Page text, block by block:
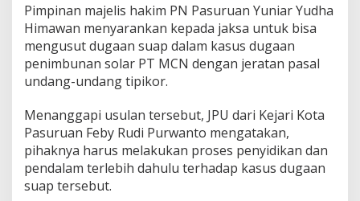
Pimpinan majelis hakim PN Pasuruan Yuniar Yudha
Himawan menyarankan kepada jaksa untuk bisa
mengusut dugaan suap dalam kasus dugaan
penimbunan solar PT MCN dengan jeratan pasal
undang-undang tipikor.
Menanggapi usulan tersebut, JPU dari Kejari Kota
Pasuruan Feby Rudi Purwanto mengatakan,
pihaknya harus melakukan proses penyidikan dan
pendalam terlebih dahulu terhadap kasus dugaan
suap tersebut.